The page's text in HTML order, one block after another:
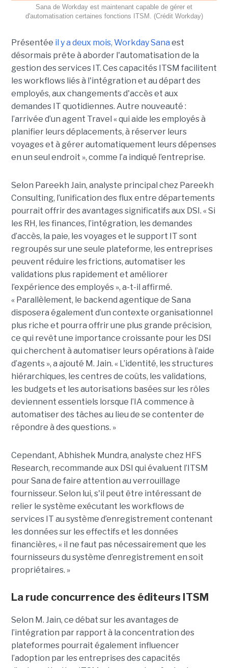
Sana de Workday est maintenant capable de gérer et
d'automatisation certaines fonctions ITSM. (Crédit Workday)
Présentée il y a deux mois, Workday Sana est
désormais prête à aborder l'automatisation de la
gestion des services IT. Ces capacités ITSM facilitent
les workflows liés à l'intégration et au départ des
employés, aux changements d'accès et aux
demandes IT quotidiennes. Autre nouveauté :
l’arrivée d’un agent Travel « qui aide les employés à
planifier leurs déplacements, à réserver leurs
voyages et à gérer automatiquement leurs dépenses
en un seul endroit », comme l’a indiqué l’entreprise.
Selon Pareekh Jain, analyste principal chez Pareekh
Consulting, l’unification des flux entre départements
pourrait offrir des avantages significatifs aux DSI. « Si
les RH, les finances, l’intégration, les demandes
d’accès, la paie, les voyages et le support IT sont
regroupés sur une seule plateforme, les entreprises
peuvent réduire les frictions, automatiser les
validations plus rapidement et améliorer
l’expérience des employés », a-t-il affirmé.
« Parallèlement, le backend agentique de Sana
disposera également d’un contexte organisationnel
plus riche et pourra offrir une plus grande précision,
ce qui revêt une importance croissante pour les DSI
qui cherchent à automatiser leurs opérations à l’aide
d’agents », a ajouté M. Jain. « L’identité, les structures
hiérarchiques, les centres de coûts, les validations,
les budgets et les autorisations basées sur les rôles
deviennent essentiels lorsque l’IA commence à
automatiser des tâches au lieu de se contenter de
répondre à des questions. »
Cependant, Abhishek Mundra, analyste chez HFS
Research, recommande aux DSI qui évaluent l’ITSM
pour Sana de faire attention au verrouillage
fournisseur. Selon lui, s'il peut être intéressant de
relier le système exécutant les workflows de
services IT au système d’enregistrement contenant
les données sur les effectifs et les données
financières, « il ne faut pas nécessairement que les
fournisseurs du système d’enregistrement en soit
propriétaires. »
La rude concurrence des éditeurs ITSM
Selon M. Jain, ce débat sur les avantages de
l’intégration par rapport à la concentration des
plateformes pourrait également influencer
l’adoption par les entreprises des capacités